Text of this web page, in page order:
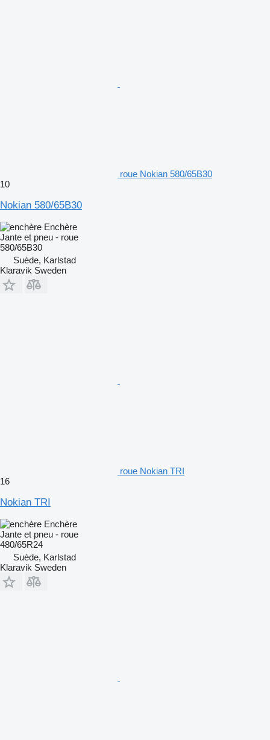
roue Nokian 580/65B30
10
Nokian 580/65B30
Enchère
Jante et pneu - roue
580/65B30
Suède, Karlstad
Klaravik Sweden
roue Nokian TRI
16
Nokian TRI
Enchère
Jante et pneu - roue
480/65R24
Suède, Karlstad
Klaravik Sweden